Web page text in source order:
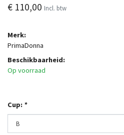
€ 110,00 Incl. btw
Merk:
PrimaDonna
Beschikbaarheid:
Op voorraad
Cup: *